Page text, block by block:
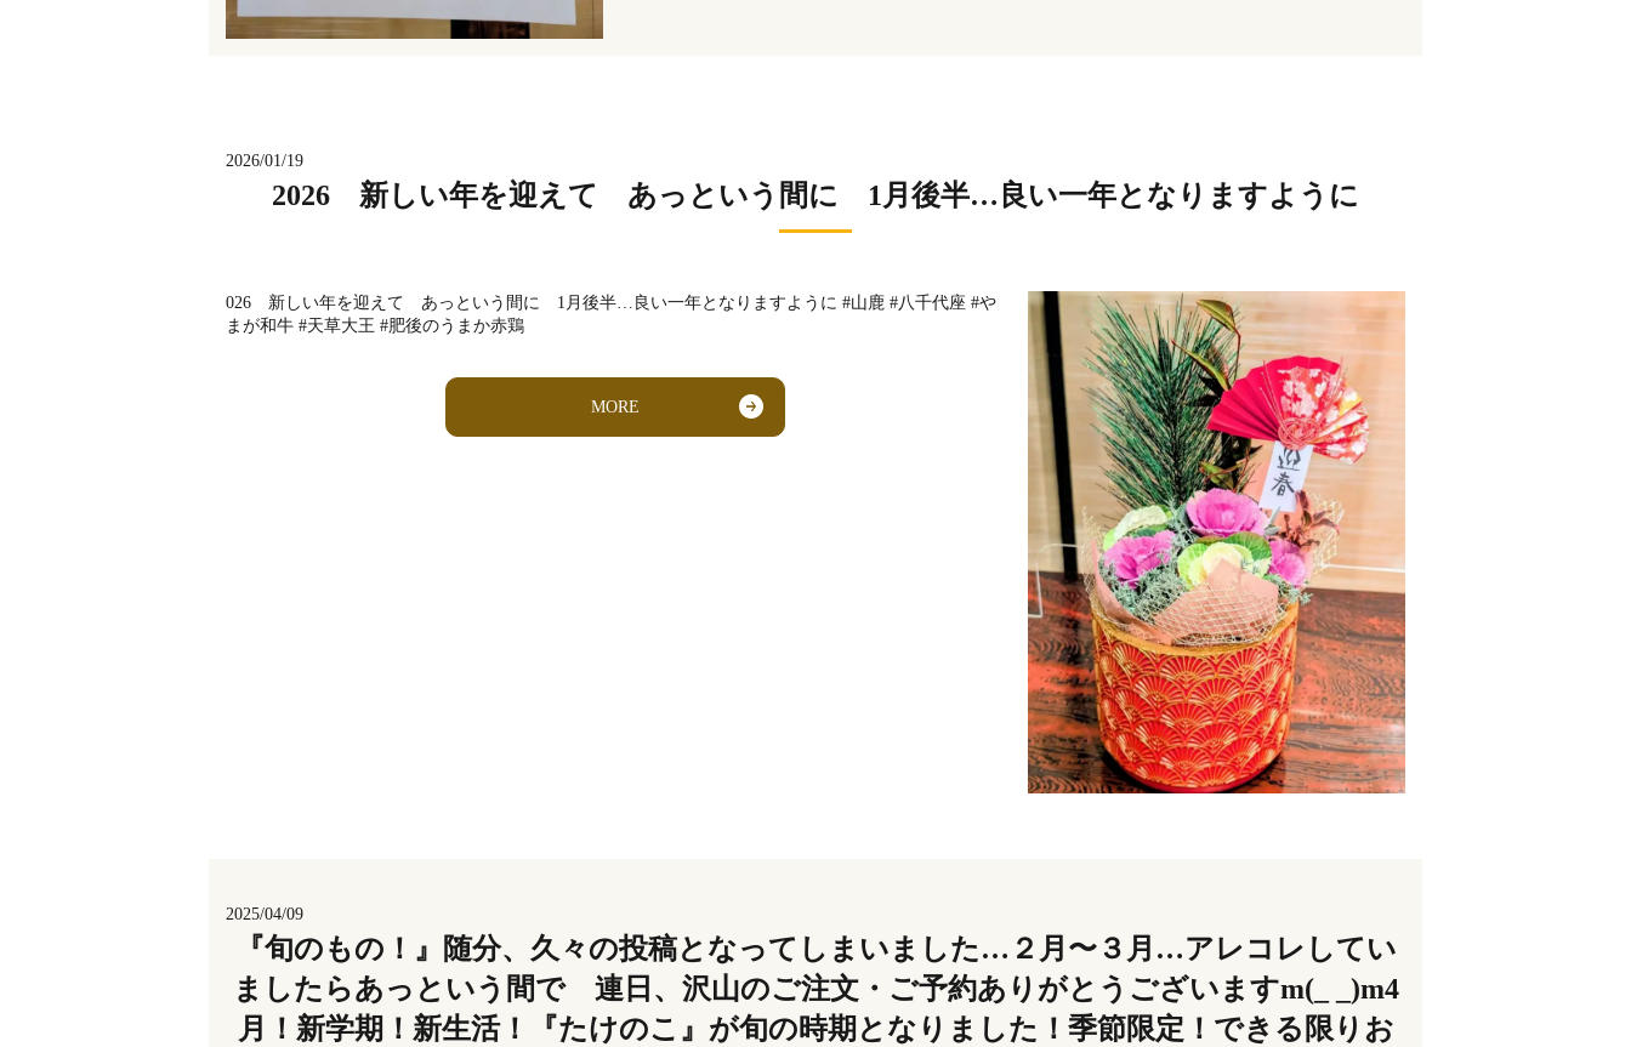
2026/01/19
2026 新しい年を迎えて あっという間に 1月後半…良い一年となりますように
026 新しい年を迎えて あっという間に 1月後半…良い一年となりますように #山鹿 #八千代座 #や
まが和牛 #天草大王 #肥後のうまか赤鶏
MORE
2025/04/09
『旬のもの！』随分、久々の投稿となってしまいました…２月〜３月…アレコレしてい
ましたらあっという間で 連日、沢山のご注文・ご予約ありがとうございますm(_ _)m4
月！新学期！新生活！『たけのこ』が旬の時期となりました！季節限定！できる限りお